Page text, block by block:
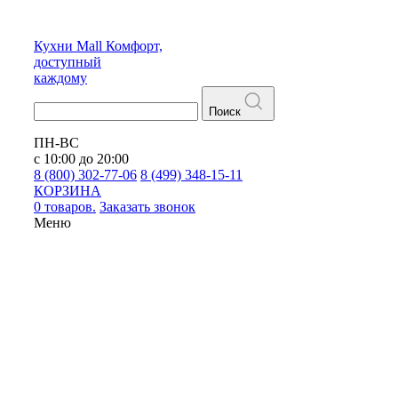
Кухни Mall Комфорт,
доступный
каждому
Поиск
ПН-ВС
с 10:00 до 20:00
8 (800) 302-77-06 8 (499) 348-15-11
КОРЗИНА
0 товаров. Заказать звонок
Меню